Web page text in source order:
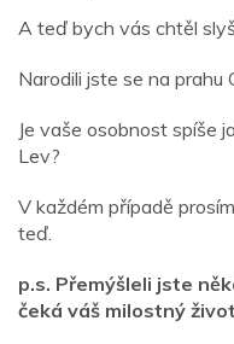
A teď bych vás chtěl
Narodili jste se na prahu
Je vaše osobnost spíše
Lev?
V každém případě
teď.
p.s. Přemýšleli jste
čeká váš milostný